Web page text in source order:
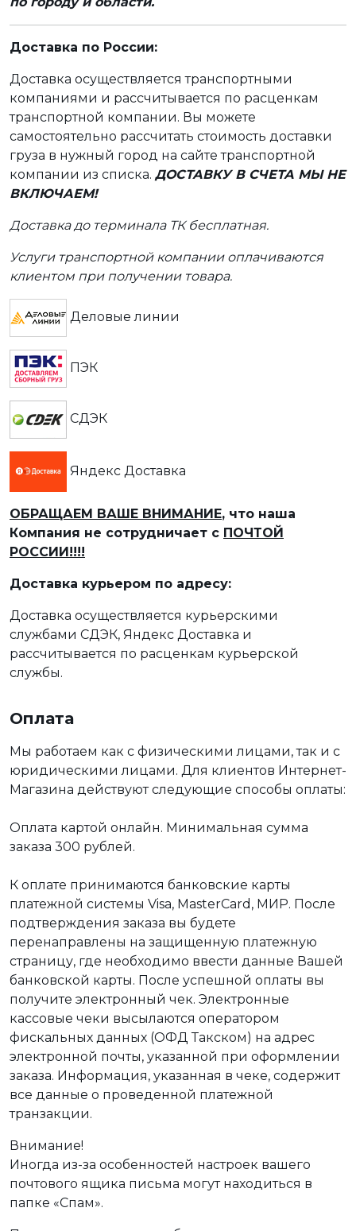
Доставка по России:
Доставка осуществляется транспортными
компаниями и рассчитывается по расценкам
транспортной компании. Вы можете
самостоятельно рассчитать стоимость доставки
груза в нужный город на сайте транспортной
компании из списка. ДОСТАВКУ В СЧЕТА МЫ НЕ
ВКЛЮЧАЕМ!
Доставка до терминала ТК бесплатная.
Услуги транспортной компании оплачиваются
клиентом при получении товара.
Деловые линии
ПЭК
СДЭК
Яндекс Доставка
ОБРАЩАЕМ ВАШЕ ВНИМАНИЕ, что наша
Компания не сотрудничает с ПОЧТОЙ
РОССИИ!!!!
Доставка курьером по адресу:
Доставка осуществляется курьерскими
службами СДЭК, Яндекс Доставка и
рассчитывается по расценкам курьерской
службы.
Оплата
Мы работаем как с физическими лицами, так и с
юридическими лицами. Для клиентов Интернет-
Магазина действуют следующие способы оплаты:
Оплата картой онлайн. Минимальная сумма
заказа 300 рублей.
К оплате принимаются банковские карты
платежной системы Visa, MasterCard, МИР. После
подтверждения заказа вы будете
перенаправлены на защищенную платежную
страницу, где необходимо ввести данные Вашей
банковской карты. После успешной оплаты вы
получите электронный чек. Электронные
кассовые чеки высылаются оператором
фискальных данных (ОФД Такском) на адрес
электронной почты, указанной при оформлении
заказа. Информация, указанная в чеке, содержит
все данные о проведенной платежной
транзакции.
Внимание!
Иногда из-за особенностей настроек вашего
почтового ящика письма могут находиться в
папке «Спам».